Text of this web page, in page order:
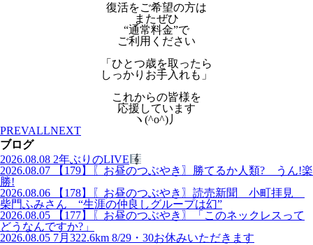
復活をご希望の方は
またぜひ
“通常料金”で
ご利用ください
「ひとつ歳を取ったら
しっかりお手入れも」
これからの皆様を
応援しています
ヽ(^o^)丿
PREVALLNEXT
ブログ
2026.08.08 2年ぶりのLIVE
2026.08.07
【179】〖お昼のつぶやき〗勝てるか人類? うん!楽
勝!
2026.08.06
【178】〖お昼のつぶやき〗読売新聞 小町拝見
柴門ふみさん “生涯の仲良しグループは幻”
2026.08.05
【177】〖お昼のつぶやき〗「このネックレスって
どうなんですか?」
2026.08.05 7月322.6km 8/29・30お休みいただきます